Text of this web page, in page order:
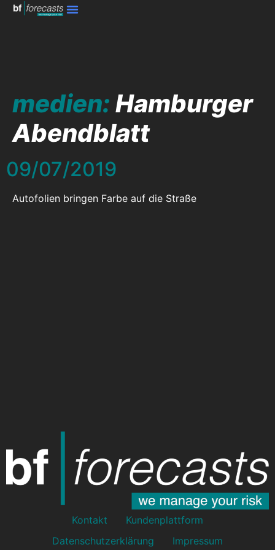
medien: Hamburger
Abendblatt
09/07/2019
Autofolien bringen Farbe auf die Straße
Kontakt
Kundenplattform
Datenschutzerklärung
Impressum